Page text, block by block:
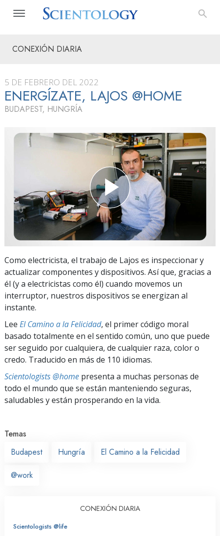
CONEXIÓN DIARIA
5 DE FEBRERO DEL 2022
ENERGÍZATE, LAJOS @HOME
BUDAPEST, HUNGRÍA
Como electricista, el trabajo de Lajos es inspeccionar y
actualizar componentes y dispositivos. Así que, gracias a
él (y a electricistas como él) cuando movemos un
interruptor, nuestros dispositivos se energizan al
instante.
Lee El Camino a la Felicidad, el primer código moral
basado totalmente en el sentido común, uno que puede
ser seguido por cualquiera, de cualquier raza, color o
credo. Traducido en más de 110 idiomas.
Scientologists @home presenta a muchas personas de
todo el mundo que se están manteniendo seguras,
saludables y están prosperando en la vida.
Temas
Budapest
Hungría El Camino a la Felicidad
@work
CONEXIÓN DIARIA
Scientologists @life